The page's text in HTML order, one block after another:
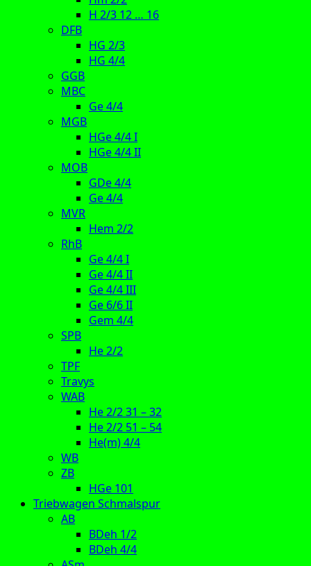
H 2/3 12 … 16
DFB
HG 2/3
HG 4/4
GGB
MBC
Ge 4/4
MGB
HGe 4/4 I
HGe 4/4 II
MOB
GDe 4/4
Ge 4/4
MVR
Hem 2/2
RhB
Ge 4/4 I
Ge 4/4 II
Ge 4/4 III
Ge 6/6 II
Gem 4/4
SPB
He 2/2
TPF
Travys
WAB
He 2/2 31 – 32
He 2/2 51 – 54
He(m) 4/4
WB
ZB
HGe 101
Triebwagen Schmalspur
AB
BDeh 1/2
BDeh 4/4